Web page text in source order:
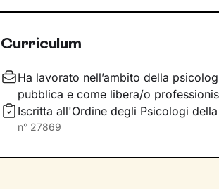
nuove strade da percorrere, un passo
Considera i nostri incontri come uno
completa libertà e riflettere su diversi
diaccoglienza, ascolto e comprensione
racchiudi in te. Ti accompagnerò
risoluzione, grazie allo sviluppo di nuovi
Curriculum
Ha lavorato nell’ambito della
pubblica e come libera/o
Iscritta all'Ordine degli Psicologi
n° 27869